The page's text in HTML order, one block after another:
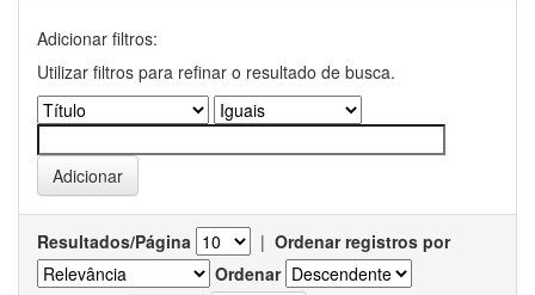
Adicionar filtros:
Utilizar filtros para refinar o resultado de busca.
Resultados/Página | Ordenar registros por
Ordenar